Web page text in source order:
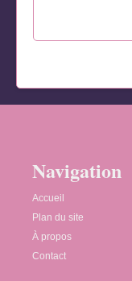
Navigation
Accueil
Plan du site
À propos
Contact